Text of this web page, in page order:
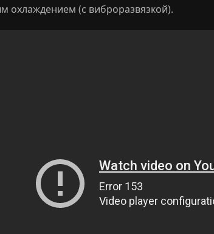
охлаждением (с виброразвязкой).